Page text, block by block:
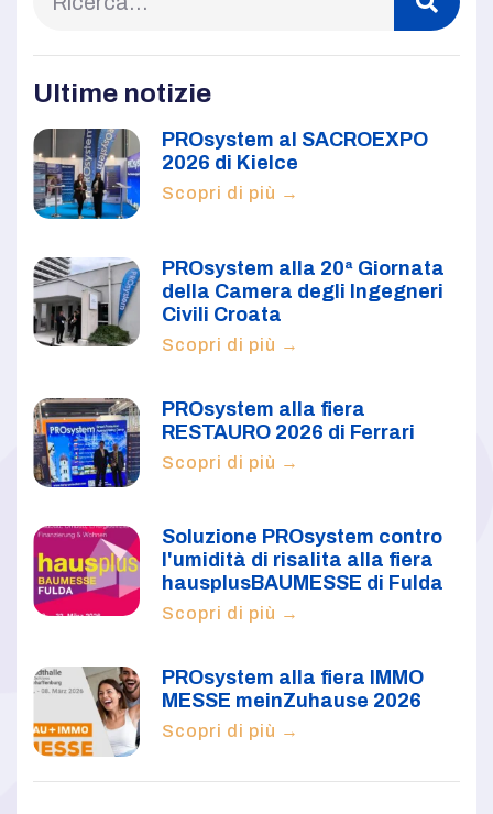
Ultime notizie
PROsystem al SACROEXPO
2026 di Kielce
Scopri di più →
PROsystem alla 20ª Giornata
della Camera degli Ingegneri
Civili Croata
Scopri di più →
PROsystem alla fiera
RESTAURO 2026 di Ferrari
Scopri di più →
Soluzione PROsystem contro
l'umidità di risalita alla fiera
hausplusBAUMESSE di Fulda
Scopri di più →
PROsystem alla fiera IMMO
MESSE meinZuhause 2026
Scopri di più →